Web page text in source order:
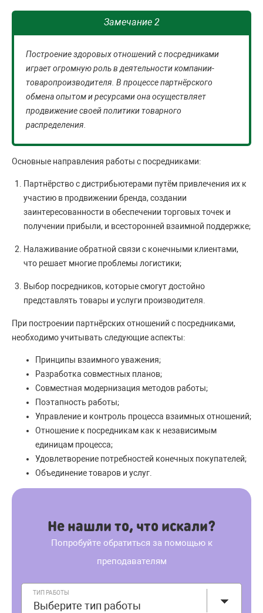
Замечание 2
Построение здоровых отношений с посредниками
играет огромную роль в деятельности компании-
товаропроизводителя. В процессе партнёрского
обмена опытом и ресурсами она осуществляет
продвижение своей политики товарного
распределения.
Основные направления работы с посредниками:
Партнёрство с дистрибьютерами путём привлечения их к
участию в продвижении бренда, создании
заинтересованности в обеспечении торговых точек и
получении прибыли, и всесторонней взаимной поддержке;
Налаживание обратной связи с конечными клиентами,
что решает многие проблемы логистики;
Выбор посредников, которые смогут достойно
представлять товары и услуги производителя.
При построении партнёрских отношений с посредниками,
необходимо учитывать следующие аспекты:
Принципы взаимного уважения;
Разработка совместных планов;
Совместная модернизация методов работы;
Поэтапность работы;
Управление и контроль процесса взаимных отношений;
Отношение к посредникам как к независимым
единицам процесса;
Удовлетворение потребностей конечных покупателей;
Объединение товаров и услуг.
Не нашли то, что искали?
Попробуйте обратиться за помощью к
преподавателям
ТИП РАБОТЫ
Выберите тип работы